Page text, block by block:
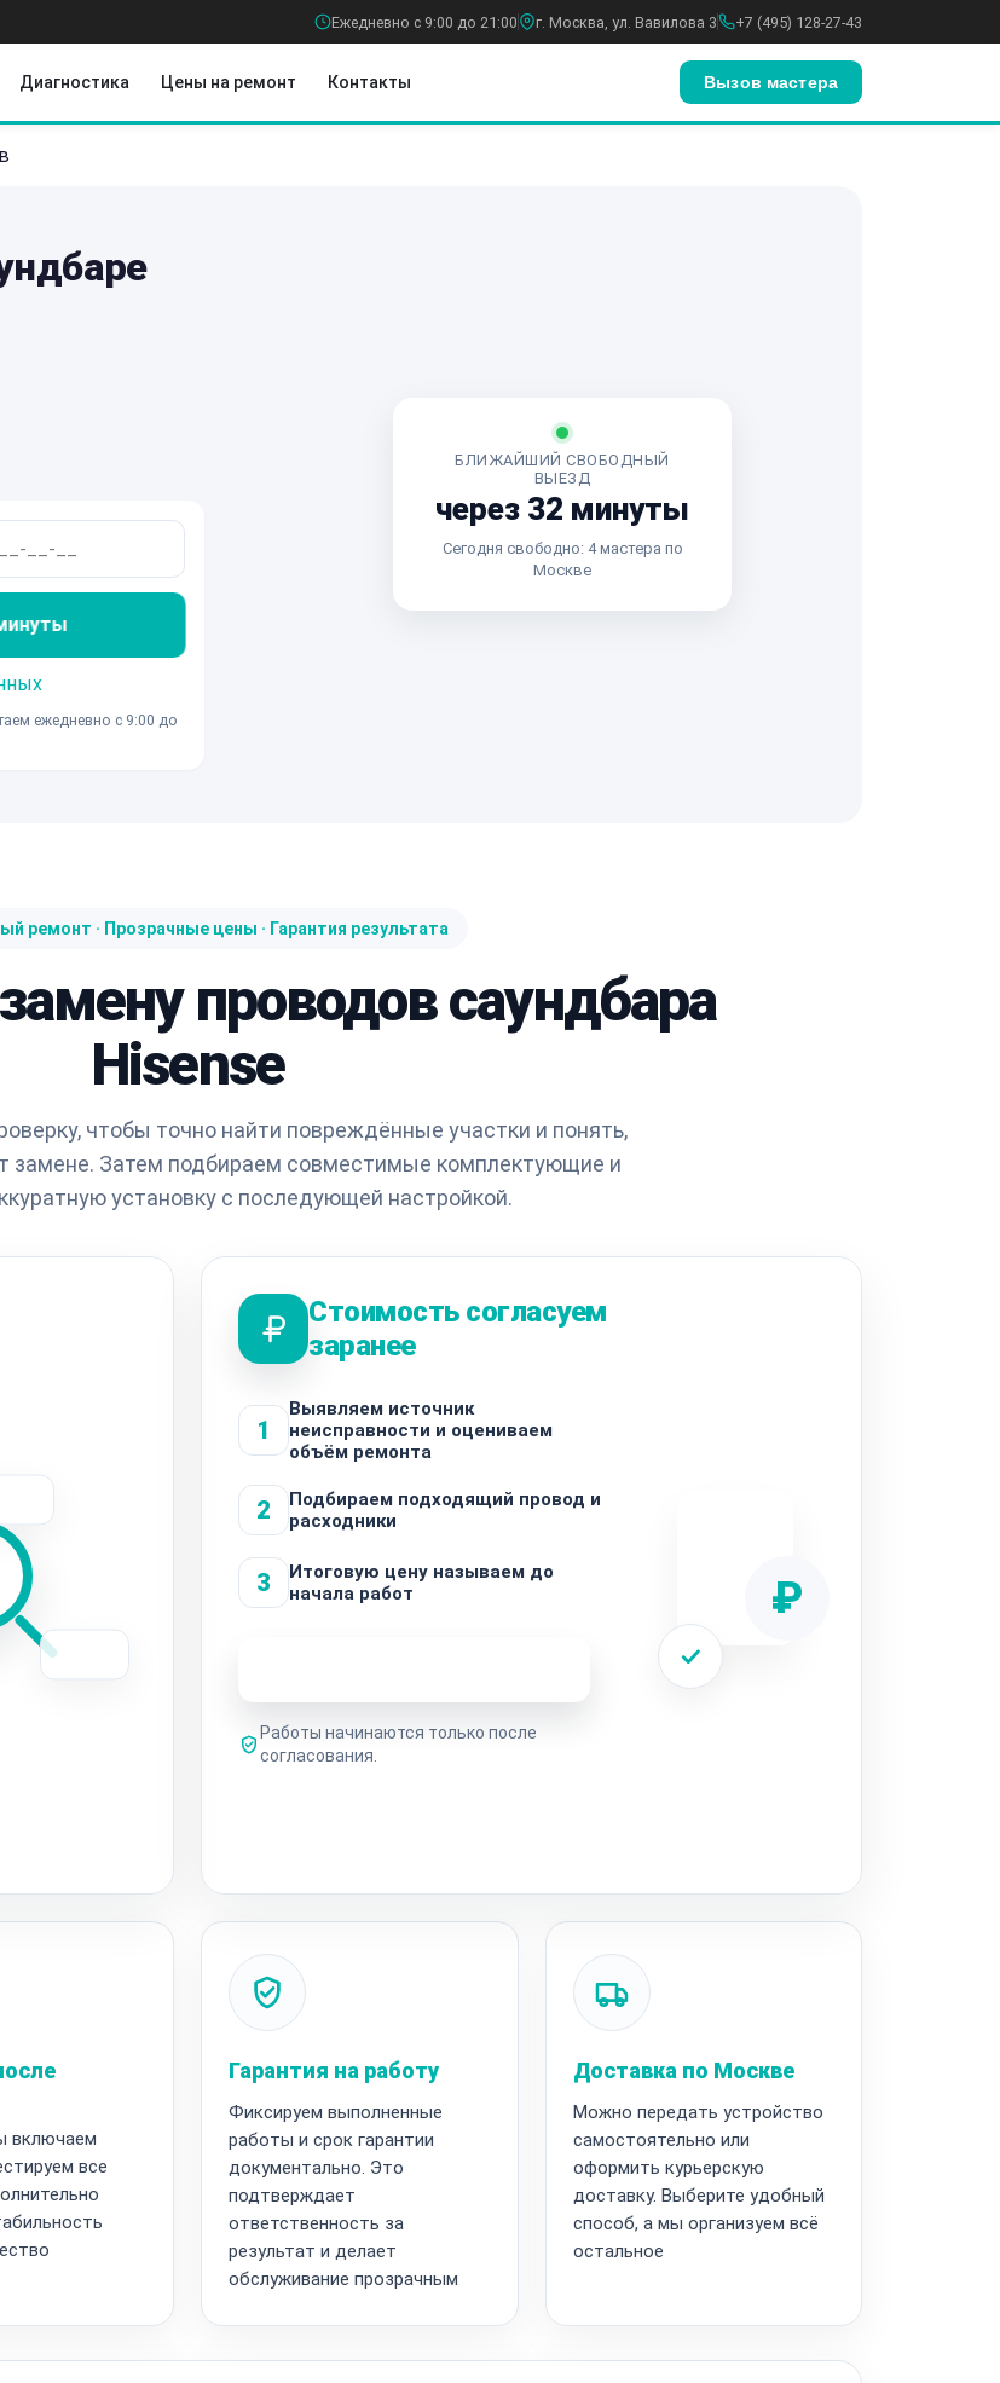
Ежедневно с 9:00 до 21:00 г. Москва, ул. Вавилова 3 +7 (495) 128-27-43
Диагностика Цены на ремонт Контакты Вызов мастера
ежедневно с 9:00 до
БЛИЖАЙШИЙ СВОБОДНЫЙ
ВЫЕЗД
через 32 минуты
Сегодня свободно: 4 мастера по
Москве
ремонт · Прозрачные цены · Гарантия результата
проводов саундбара
Hisense
чтобы точно найти повреждённые участки и понять,
замене. Затем подбираем совместимые комплектующие и
установку с последующей настройкой.
Стоимость согласуем
заранее
1
Выявляем источник
неисправности и оцениваем
объём ремонта
2
Подбираем подходящий провод и
расходники
3
Итоговую цену называем до
начала работ
Работы начинаются только после
согласования.
₽
включаем
все
Гарантия на работу
Фиксируем выполненные
работы и срок гарантии
документально. Это
подтверждает
ответственность за
результат и делает
обслуживание прозрачным
Доставка по Москве
Можно передать устройство
самостоятельно или
оформить курьерскую
доставку. Выберите удобный
способ, а мы организуем всё
остальное